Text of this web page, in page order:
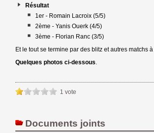
Résultat
1er - Romain Lacroix (5/5)
2ème - Yanis Ouerk (4/5)
3ème - Florian Ranc (3/5)
Et le tout se termine par des blitz et autres matchs
Quelques photos ci-dessous.
1 vote
Documents joints